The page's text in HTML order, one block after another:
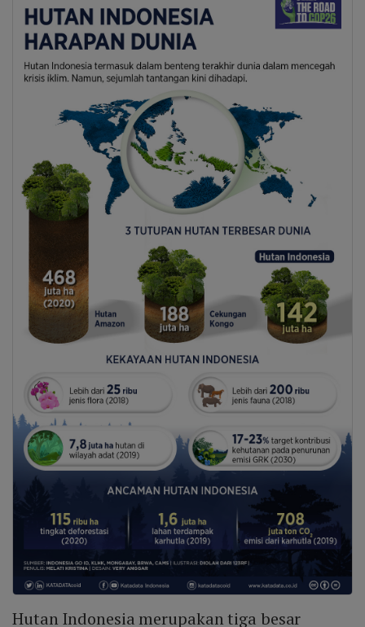
Hutan Indonesia merupakan tiga besar